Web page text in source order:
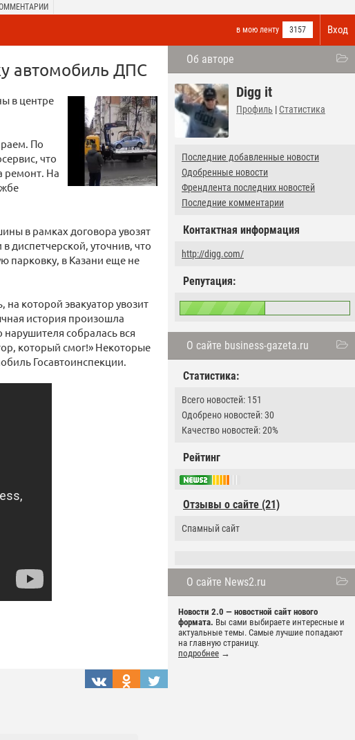
Вход
в мою ленту 3157
Об авторе
Digg it
Профиль | Статистика
Последние добавленные новости
Одобренные новости
Френдлента последних новостей
Последние комментарии
Контактная информация
http://digg.com/
Репутация:
О сайте business-gazeta.ru
Статистика:
Всего новостей: 151
Одобрено новостей: 30
Качество новостей: 20%
Рейтинг
Отзывы о сайте (21)
Спамный сайт
О сайте News2.ru
Новости 2.0 — новостной сайт нового
формата. Вы сами выбираете интересные и
актуальные темы. Самые лучшие попадают
на главную страницу.
подробнее →
автомобиль ДПС
в центре
По
что
ремонт. На
в рамках договора увозят
диспетчерской, уточнив, что
парковку, в Казани еще не
которой эвакуатор увозит
история произошла
собралась вся
который смог!» Некоторые
Госавтоинспекции.